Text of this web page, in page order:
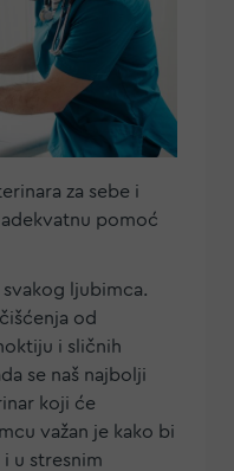
za sebe i
pomoć
ljubimca.
od
i sličnih
se naš najbolji
koji će
važan je kako bi
u stresnim